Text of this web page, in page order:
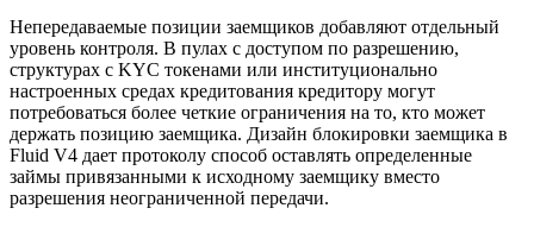
Непередаваемые позиции заемщиков добавляют отдельный
уровень контроля. В пулах с доступом по разрешению,
структурах с KYC токенами или институционально
настроенных средах кредитования кредитору могут
потребоваться более четкие ограничения на то, кто может
держать позицию заемщика. Дизайн блокировки заемщика в
Fluid V4 дает протоколу способ оставлять определенные
займы привязанными к исходному заемщику вместо
разрешения неограниченной передачи.